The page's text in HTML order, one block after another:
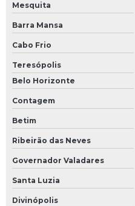
Mesquita
Barra Mansa
Cabo Frio
Teresópolis
Belo Horizonte
Contagem
Betim
Ribeirão das Neves
Governador Valadares
Santa Luzia
Divinópolis